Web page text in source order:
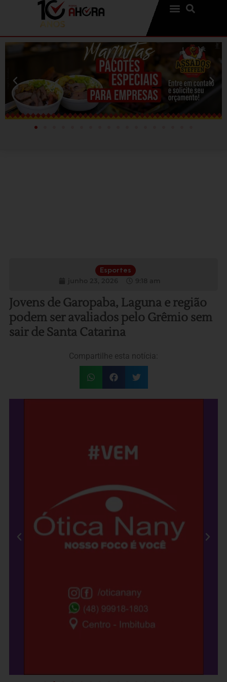
Esportes
Jovens de Garopaba, Laguna e região
podem ser avaliados pelo Grêmio sem
sair de Santa Catarina
Compartilhe esta notícia: